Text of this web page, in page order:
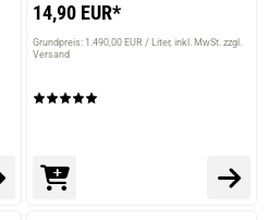
next
14,90 EUR*
Grundpreis: 1.490,00 EUR / Liter inkl. MwSt. zzgl.
Versand